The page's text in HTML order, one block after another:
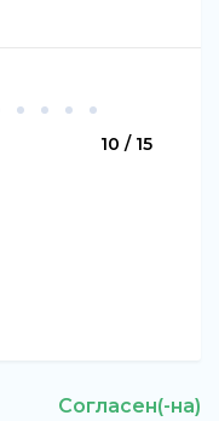
10 / 15
Согласен(-на)